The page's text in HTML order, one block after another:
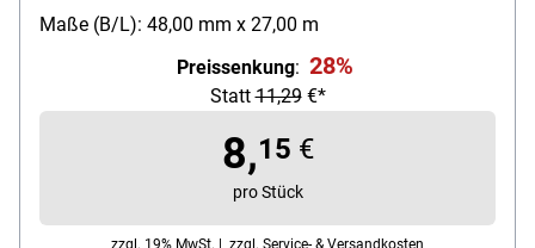
beständig / temperaturbeständig von -29 °C bis 93
Produktverwendung: Maximale Haftkraft für die
anspruchsvollsten Reparaturen
Gesamtdicke: 0.43 mm
Länge des Bandes: 27 m
Maße (B/L): 48,00 mm x 27,00 m
Preissenkung: 28%
Statt11,29€*
8,15 €
pro Stück
zzgl. 19% MwSt. | zzgl. Service- & Versandkosten